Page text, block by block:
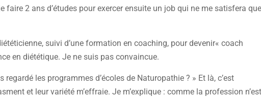
faire 2 ans d’études pour exercer ensuite un job qui ne me satisfera que
suivi d’une formation en coaching, pour devenir« coach
en diététique. Je ne suis pas convaincue.
les programmes d’écoles de Naturopathie ? » Et là, c’est
et leur variété m’effraie. Je m’explique : comme la profession n’est